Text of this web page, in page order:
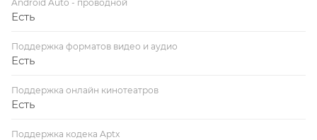
Android Auto - проводной
Есть
Поддержка форматов видео и аудио
Есть
Поддержка онлайн кинотеатров
Есть
Поддержка кодека Aptx